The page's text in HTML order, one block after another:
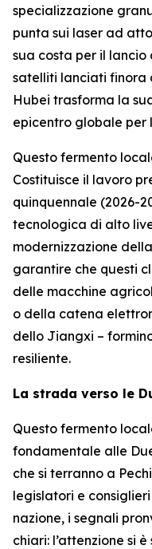
specializzazione
punta sui laser ad
sua costa per il lancio
satelliti lanciati finora
Hubei trasforma la
epicentro globale per
Questo fermento
Costituisce il lavoro
quinquennale (2026-
tecnologica di alto
modernizzazione
garantire che questi
delle macchine
o della catena
dello Jiangxi –
resiliente.
La strada verso le
Questo fermento
fondamentale alle
che si terranno a
legislatori e
nazione, i segnali
chiari: l’attenzione si